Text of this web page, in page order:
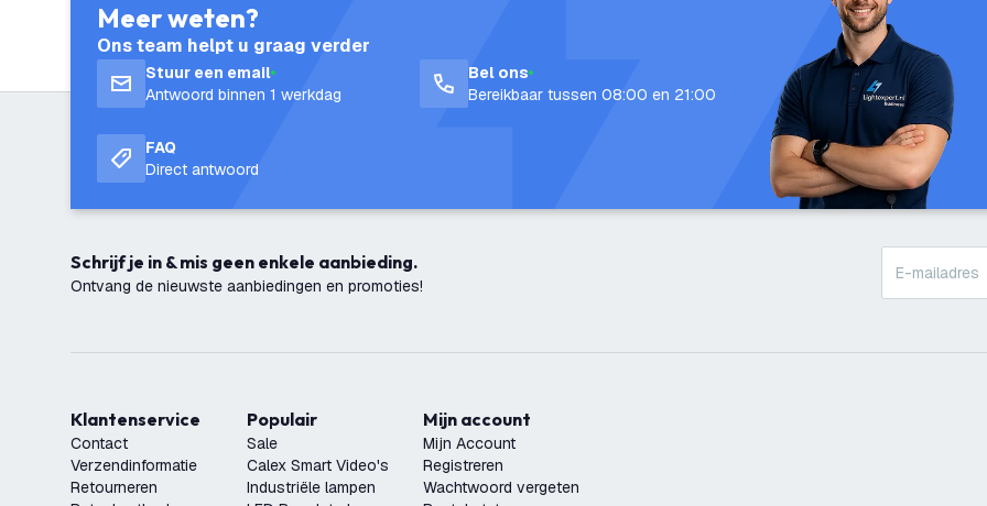
Meer weten?
Ons team helpt u graag verder
Stuur een email
Antwoord binnen 1 werkdag
Bel ons
Bereikbaar tussen 08:00 en 21:00
FAQ
Direct antwoord
Schrijf je in & mis geen enkele aanbieding.
Ontvang de nieuwste aanbiedingen en promoties!
Klantenservice
Contact
Verzendinformatie
Retourneren
Populair
Sale
Calex Smart Video's
Industriële lampen
Mijn account
Mijn Account
Registreren
Wachtwoord vergeten